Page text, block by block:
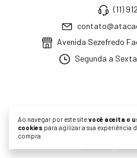
Ao navegar por este sitevocê aceita o
cookies para agilizar a sua experiência
compra.
(11)
Avenida Sezefredo
Segunda a
Meios